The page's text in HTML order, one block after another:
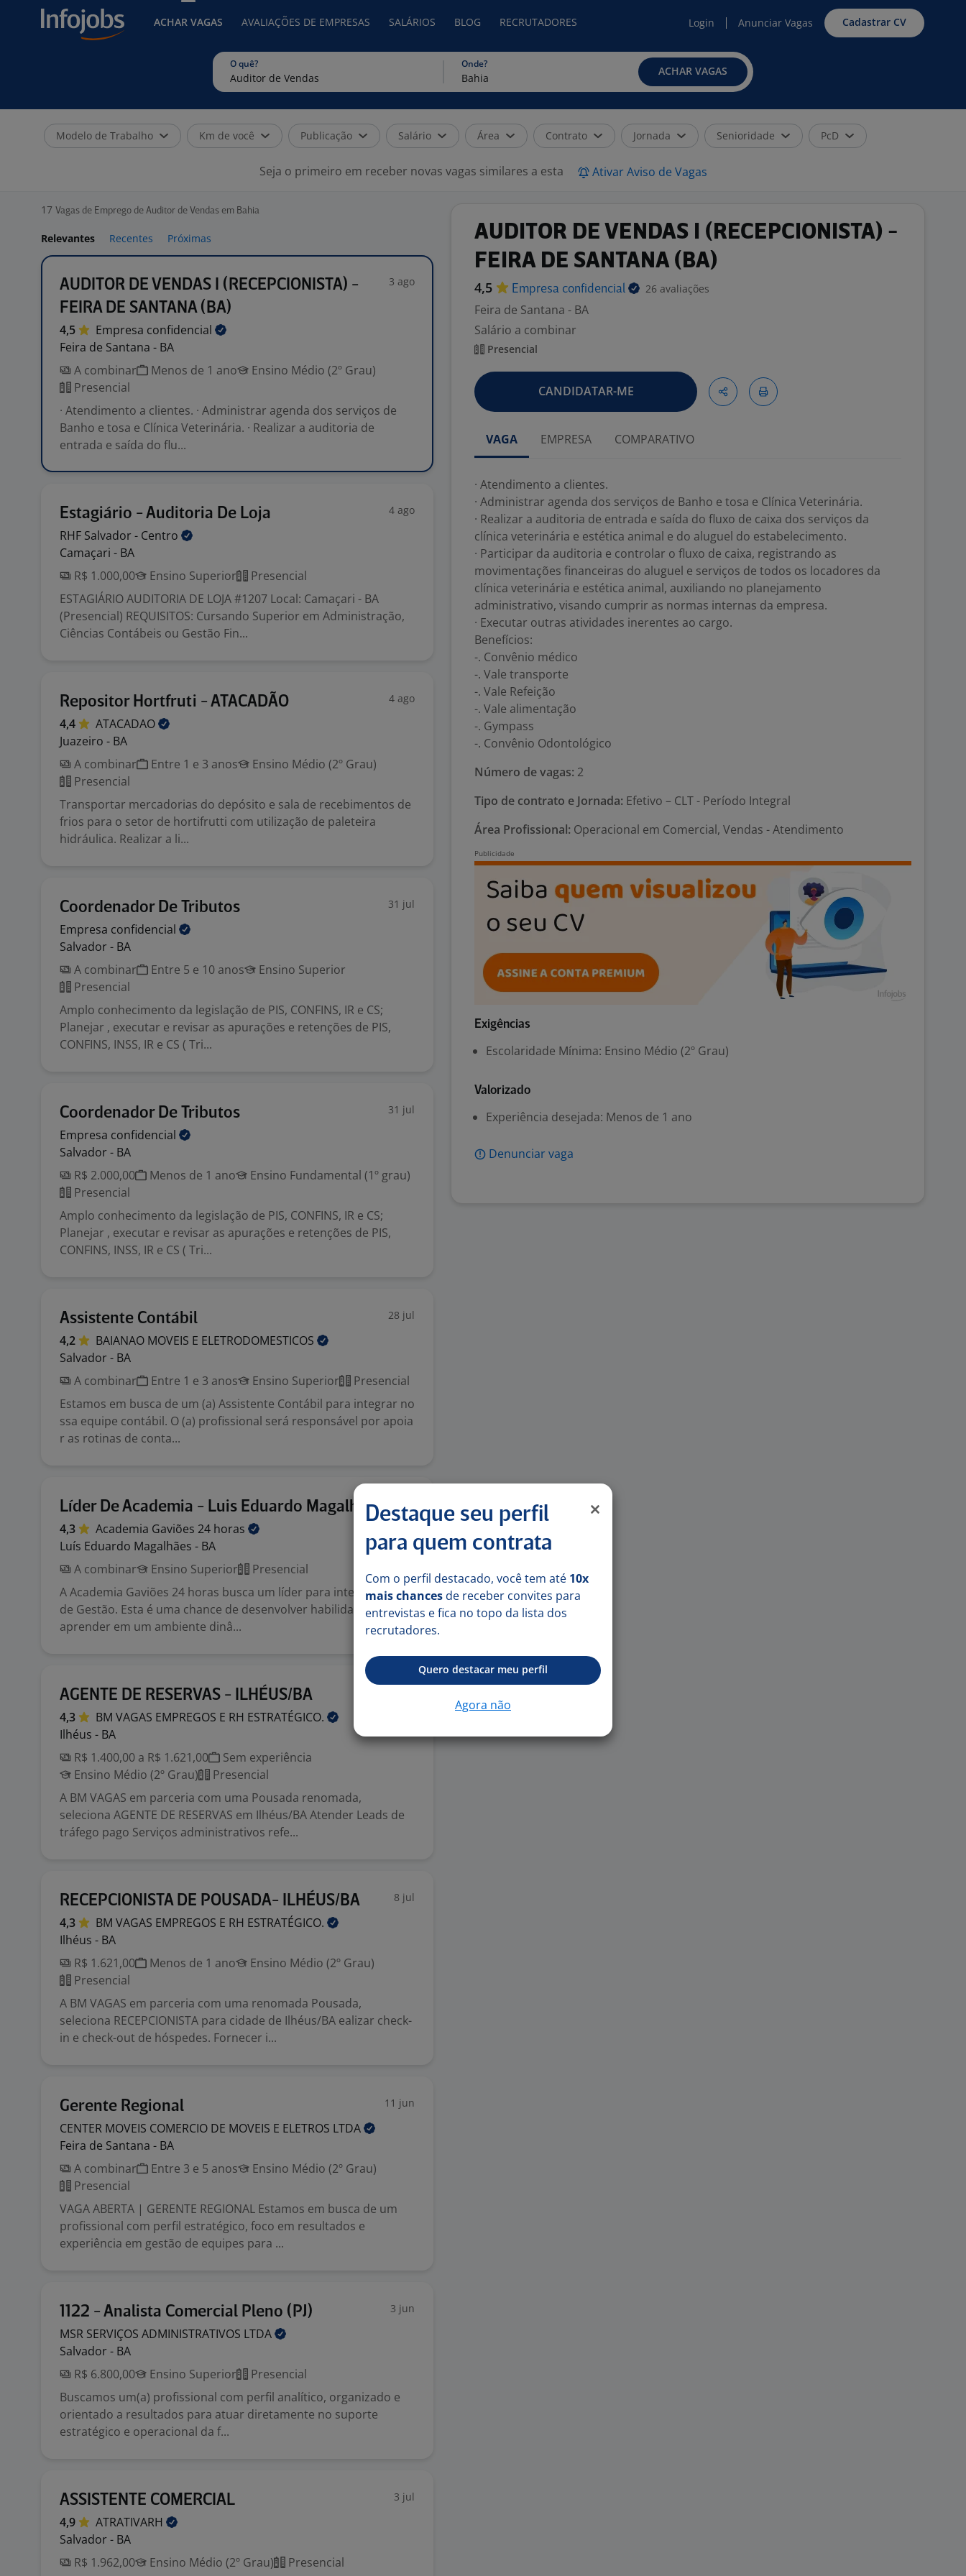
ACHAR VAGAS AVALIAÇÕES DE EMPRESAS SALÁRIOS BLOG RECRUTADORES Login Anunciar Vagas Cadastrar CV
O quê? Onde?
ACHAR VAGAS
Modelo de Trabalho Km de você Publicação Salário Área Contrato Jornada Senioridade PcD
Seja o primeiro em receber novas vagas similares a esta Ativar Aviso de Vagas
17 Vagas de Emprego de Auditor de Vendas em Bahia
Relevantes Recentes Próximas
AUDITOR DE VENDAS I (RECEPCIONISTA) -
FEIRA DE SANTANA (BA)
3 ago
4,5 Empresa confidencial
Feira de Santana - BA
A combinar
Menos de 1 ano
Ensino Médio (2º Grau)
Presencial
· Atendimento a clientes. · Administrar agenda dos serviços de
Banho e tosa e Clínica Veterinária. · Realizar a auditoria de
entrada e saída do flu...
Estagiário - Auditoria De Loja 4 ago
RHF Salvador - Centro
Camaçari - BA
R$ 1.000,00
Ensino Superior
Presencial
ESTAGIÁRIO AUDITORIA DE LOJA #1207 Local: Camaçari - BA
(Presencial) REQUISITOS: Cursando Superior em Administração,
Ciências Contábeis ou Gestão Fin...
Repositor Hortfruti - ATACADÃO 4 ago
4,4
ATACADAO
Juazeiro - BA
A combinar
Entre 1 e 3 anos
Ensino Médio (2º Grau)
Presencial
Transportar mercadorias do depósito e sala de recebimentos de
frios para o setor de hortifrutti com utilização de paleteira
hidráulica. Realizar a li...
Coordenador De Tributos 31 jul
Empresa confidencial
Salvador - BA
A combinar
Entre 5 e 10 anos
Ensino Superior
Presencial
Amplo conhecimento da legislação de PIS, CONFINS, IR e CS;
Planejar , executar e revisar as apurações e retenções de PIS,
CONFINS, INSS, IR e CS ( Tri...
Coordenador De Tributos 31 jul
Empresa confidencial
Salvador - BA
R$ 2.000,00
Menos de 1 ano
Ensino Fundamental (1º grau)
Presencial
Amplo conhecimento da legislação de PIS, CONFINS, IR e CS;
Planejar , executar e revisar as apurações e retenções de PIS,
CONFINS, INSS, IR e CS ( Tri...
Assistente Contábil 28 jul
4,2 BAIANAO MOVEIS E ELETRODOMESTICOS
Salvador - BA
A combinar
Entre 1 e 3 anos Ensino Superior
Presencial
Estamos em busca de um (a) Assistente Contábil para integrar no
ssa equipe contábil. O (a) profissional será responsável por apoia
r as rotinas de conta...
Líder De Academia - Luis Eduardo Magalhães 20 jul
4,3 Academia Gaviões 24 horas
Luís Eduardo Magalhães - BA
A combinar
Ensino Superior
Presencial
A Academia Gaviões 24 horas busca um líder para integrar o time
de Gestão. Esta é uma chance de desenvolver habilidades e
aprender em um ambiente dinâ...
AGENTE DE RESERVAS - ILHÉUS/BA
4,3 BM VAGAS EMPREGOS E RH ESTRATÉGICO.
Ilhéus - BA
R$ 1.400,00 a R$ 1.621,00
Sem experiência
Ensino Médio (2º Grau)
Presencial
A BM VAGAS em parceria com uma Pousada renomada,
seleciona AGENTE DE RESERVAS em Ilhéus/BA Atender Leads de
tráfego pago Serviços administrativos refe...
RECEPCIONISTA DE POUSADA- ILHÉUS/BA 8 jul
4,3 BM VAGAS EMPREGOS E RH ESTRATÉGICO.
Ilhéus - BA
R$ 1.621,00
Menos de 1 ano
Ensino Médio (2º Grau)
Presencial
A BM VAGAS em parceria com uma renomada Pousada,
seleciona RECEPCIONISTA para cidade de Ilhéus/BA ealizar check-
in e check-out de hóspedes. Fornecer i...
Gerente Regional 11 jun
CENTER MOVEIS COMERCIO DE MOVEIS E ELETROS LTDA
Feira de Santana - BA
A combinar
Entre 3 e 5 anos
Ensino Médio (2º Grau)
Presencial
VAGA ABERTA | GERENTE REGIONAL Estamos em busca de um
profissional com perfil estratégico, foco em resultados e
experiência em gestão de equipes para ...
1122 - Analista Comercial Pleno (PJ) 3 jun
MSR SERVIÇOS ADMINISTRATIVOS LTDA
Salvador - BA
R$ 6.800,00
Ensino Superior
Presencial
Buscamos um(a) profissional com perfil analítico, organizado e
orientado a resultados para atuar diretamente no suporte
estratégico e operacional da f...
ASSISTENTE COMERCIAL 3 jul
4,9
ATRATIVARH
Salvador - BA
R$ 1.962,00
Ensino Médio (2º Grau) Presencial
AUDITOR DE VENDAS I (RECEPCIONISTA) -
FEIRA DE SANTANA (BA)
4,5 Empresa confidencial 26 avaliações
Feira de Santana - BA
Salário a combinar
Presencial
CANDIDATAR-ME
VAGA EMPRESA COMPARATIVO
· Atendimento a clientes.
· Administrar agenda dos serviços de Banho e tosa e Clínica Veterinária.
· Realizar a auditoria de entrada e saída do fluxo de caixa dos serviços da
clínica veterinária e estética animal e do aluguel do estabelecimento.
· Participar da auditoria e controlar o fluxo de caixa, registrando as
movimentações financeiras do aluguel e serviços de todos os locadores da
clínica veterinária e estética animal, auxiliando no planejamento
administrativo, visando cumprir as normas internas da empresa.
· Executar outras atividades inerentes ao cargo.
Benefícios:
-. Convênio médico
-. Vale transporte
-. Vale Refeição
-. Vale alimentação
-. Gympass
-. Convênio Odontológico
Número de vagas: 2
Tipo de contrato e Jornada: Efetivo – CLT - Período Integral
Área Profissional: Operacional em Comercial, Vendas - Atendimento
Exigências
Escolaridade Mínima: Ensino Médio (2º Grau)
Valorizado
Experiência desejada: Menos de 1 ano
Denunciar vaga
Destaque seu perfil
para quem contrata
Com o perfil destacado, você tem até 10x
mais chances de receber convites para
entrevistas e fica no topo da lista dos
recrutadores.
Quero destacar meu perfil
Agora não